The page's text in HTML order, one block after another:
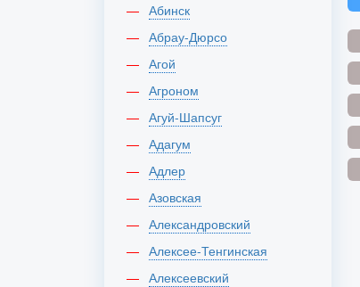
Абинск
Абрау-Дюрсо
Агой
Агроном
Агуй-Шапсуг
Адагум
Адлер
Азовская
Александровский
Алексее-Тенгинская
Алексеевский